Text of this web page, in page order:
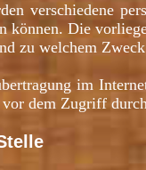
verschiedene
können. Die
zu welchem
im
dem Zugriff